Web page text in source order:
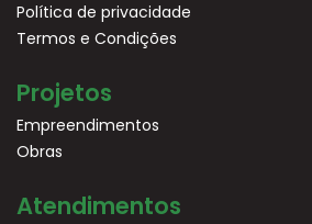
Política de privacidade
Termos e Condições
Projetos
Empreendimentos
Obras
Atendimentos